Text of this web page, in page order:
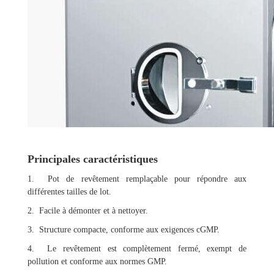
Principales caractéristiques
1. Pot de revêtement remplaçable pour répondre aux
différentes tailles de lot.
2. Facile à démonter et à nettoyer.
3. Structure compacte, conforme aux exigences cGMP.
4. Le revêtement est complètement fermé, exempt de
pollution et conforme aux normes GMP.